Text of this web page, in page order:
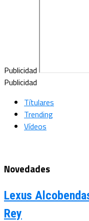
Publicidad
Publicidad
Títulares
Trending
Vídeos
Novedades
Lexus
Rey